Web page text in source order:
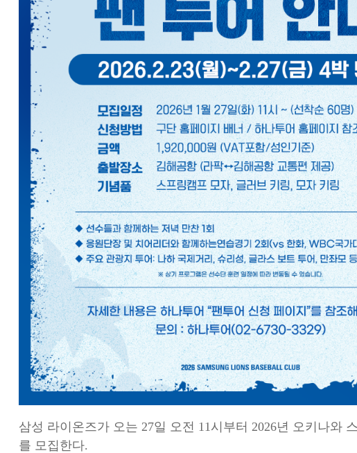
삼성 라이온즈가 오는 27일 오전 11시부터 2026년 오키나와
를 모집한다.